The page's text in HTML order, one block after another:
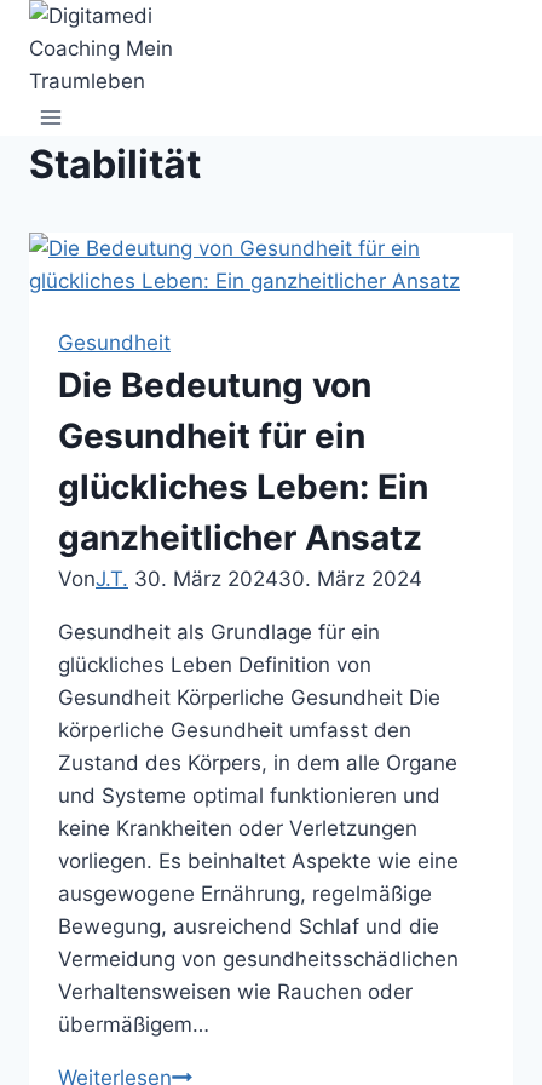
Zum
Inhalt
springen
Stabilität
Gesundheit
Die Bedeutung von
Gesundheit für ein
glückliches Leben: Ein
ganzheitlicher Ansatz
VonJ.T. 30. März 202430. März 2024
Gesundheit als Grundlage für ein
glückliches Leben Definition von
Gesundheit Körperliche Gesundheit Die
körperliche Gesundheit umfasst den
Zustand des Körpers, in dem alle Organe
und Systeme optimal funktionieren und
keine Krankheiten oder Verletzungen
vorliegen. Es beinhaltet Aspekte wie eine
ausgewogene Ernährung, regelmäßige
Bewegung, ausreichend Schlaf und die
Vermeidung von gesundheitsschädlichen
Verhaltensweisen wie Rauchen oder
übermäßigem…
WeiterlesenDie